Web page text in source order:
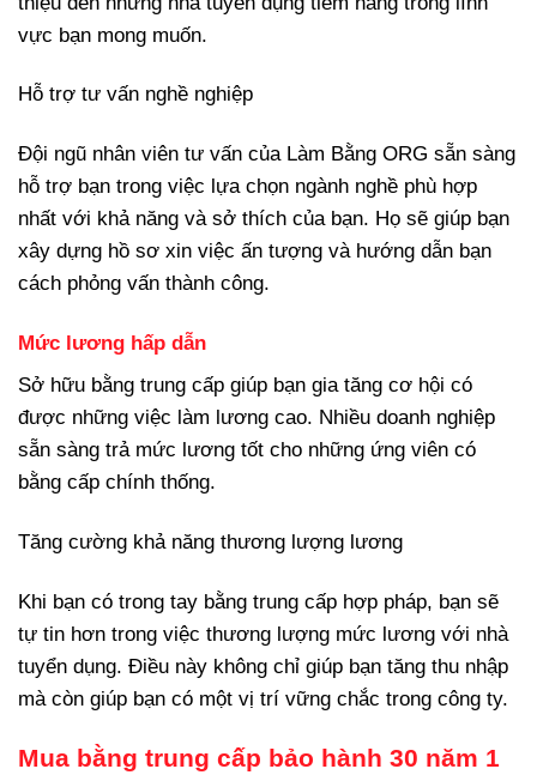
vực bạn mong muốn.
Hỗ trợ tư vấn nghề nghiệp
Đội ngũ nhân viên tư vấn của Làm Bằng ORG sẵn sàng
hỗ trợ bạn trong việc lựa chọn ngành nghề phù hợp
nhất với khả năng và sở thích của bạn. Họ sẽ giúp bạn
xây dựng hồ sơ xin việc ấn tượng và hướng dẫn bạn
cách phỏng vấn thành công.
Mức lương hấp dẫn
Sở hữu bằng trung cấp giúp bạn gia tăng cơ hội có
được những việc làm lương cao. Nhiều doanh nghiệp
sẵn sàng trả mức lương tốt cho những ứng viên có
bằng cấp chính thống.
Tăng cường khả năng thương lượng lương
Khi bạn có trong tay bằng trung cấp hợp pháp, bạn sẽ
tự tin hơn trong việc thương lượng mức lương với nhà
tuyển dụng. Điều này không chỉ giúp bạn tăng thu nhập
mà còn giúp bạn có một vị trí vững chắc trong công ty.
Mua bằng trung cấp bảo hành 30 năm 1